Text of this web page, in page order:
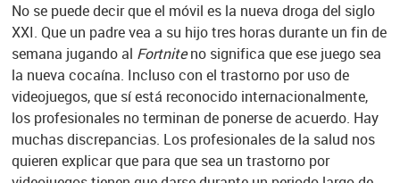
No se puede decir que el móvil es la nueva droga del siglo
XXI. Que un padre vea a su hijo tres horas durante un fin de
semana jugando al Fortniteno significa que ese juego sea
la nueva cocaína. Incluso con el trastorno por uso de
videojuegos, que sí está reconocido internacionalmente,
los profesionales no terminan de ponerse de acuerdo. Hay
muchas discrepancias. Los profesionales de la salud nos
quieren explicar que para que sea un trastorno por